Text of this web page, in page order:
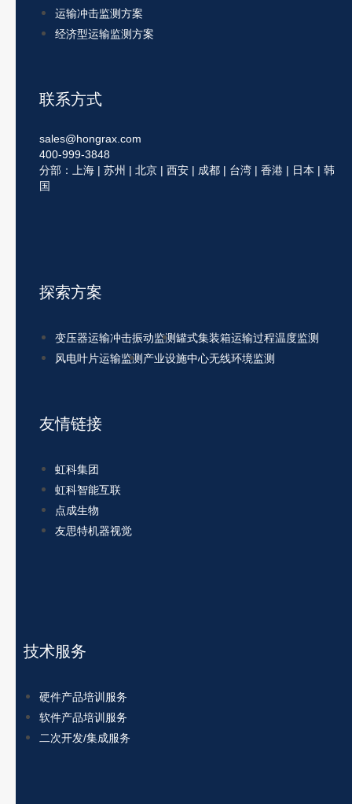
运输冲击监测方案
经济型运输监测方案
联系方式
sales@hongrax.com
400-999-3848
分部：上海 | 苏州 | 北京 | 西安 | 成都 | 台湾 | 香港 | 日本 | 韩
国
探索方案
变压器运输冲击振动监测罐式集装箱运输过程温度监测
风电叶片运输监测 产业设施中心无线环境监测
友情链接
虹科集团
虹科智能互联
点成生物
友思特机器视觉
技术服务
硬件产品培训服务
软件产品培训服务
二次开发/集成服务